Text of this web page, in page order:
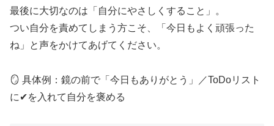
最後に大切なのは「自分にやさしくすること」。
つい自分を責めてしまう方こそ、「今日もよく頑張った
ね」と声をかけてあげてください。
🪞 具体例：鏡の前で「今日もありがとう」／ToDoリスト
に✔を入れて自分を褒める